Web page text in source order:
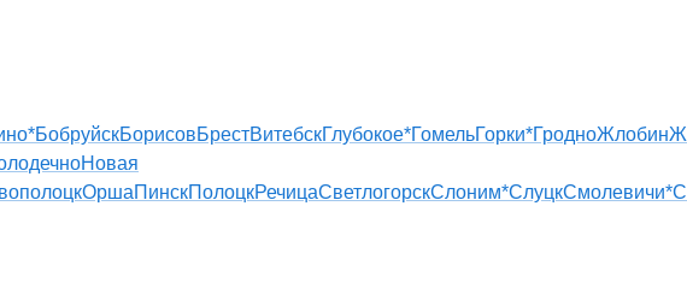
БобруйскБорисовБрестВитебскГлубокое*ГомельГорки*ГродноЖлобин
Новая
ОршаПинскПолоцкРечицаСветлогорскСлоним*СлуцкСмолевичи*